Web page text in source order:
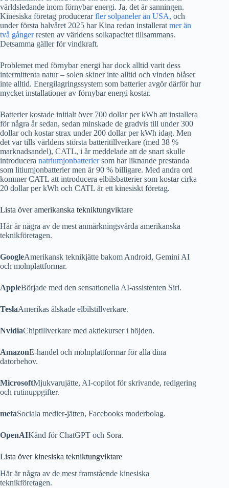
världsledande inom förnybar energi. Ja, det är sanningen.
Kinesiska företag producerarfler solpaneler än USA, och
under första halvåret 2025 har Kina redan installerat mer än
två gångerresten av världens solkapacitet tillsammans.
Detsamma gäller för vindkraft.
Problemet med förnybar energi har dock alltid varit dess
intermittenta natur – solen skiner inte alltid och vinden blåser
inte alltid. Energilagringssystem som batterier avgör därför hur
mycket installationer av förnybar energi kostar.
Batterier kostade initialt över 700 dollar per kWh att installera
för några år sedan, sedan minskade de gradvis till under 300
dollar och kostar strax under 200 dollar per kWh idag. Men
det var tills världens största batteritillverkare (med 38 %
marknadsandel), CATL, i år meddelade att de snart skulle
introducera natriumjonbatteriersom har liknande prestanda
som litiumjonbatterier men är 90 % billigare. Med andra ord
kommer CATL att introducera elbilsbatterier som kostar cirka
20 dollar per kWh och CATL är ett kinesiskt företag.
Lista över amerikanska tekniktungviktare
Här är några av de mest anmärkningsvärda amerikanska
teknikföretagen.
GoogleAmerikansk teknikjätte bakom Android, Gemini AI
och molnplattformar.
AppleBörjade med den sensationella AI-assistenten Siri.
TeslaAmerikas älskade elbilstillverkare.
NvidiaChiptillverkare med aktiekurser i höjden.
AmazonE-handel och molnplattformar för alla dina
datorbehov.
MicrosoftMjukvarujätte, AI-copilot för skrivande, redigering
och rutinuppgifter.
metaSociala medier-jätten, Facebooks moderbolag.
OpenAIKänd för ChatGPT och Sora.
Lista över kinesiska tekniktungviktare
Här är några av de mest framstående kinesiska
teknikföretagen.